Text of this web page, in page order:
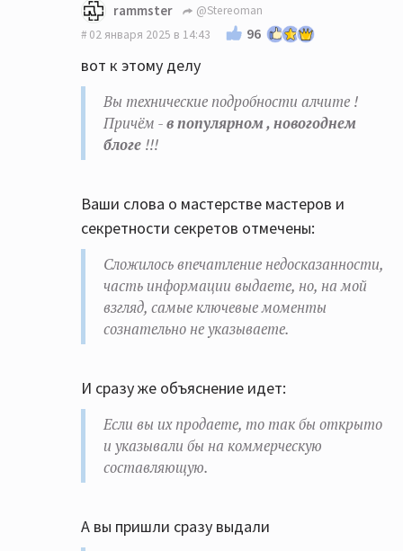
rammster
@Stereoman
02 января 2025 в 14:43
96
вот к этому делу
Вы технические подробности алчите !
Причём -в популярном , новогоднем
блоге !!!
Ваши слова о мастерстве мастеров и
секретности секретов отмечены:
Сложилось впечатление недосказанности,
часть информации выдаете, но, на мой
взгляд, самые ключевые моменты
сознательно не указываете.
И сразу же объяснение идет:
Если вы их продаете, то так бы открыто
и указывали бы на коммерческую
составляющую.
А вы пришли сразу выдали